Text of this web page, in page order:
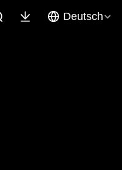
Deutsch